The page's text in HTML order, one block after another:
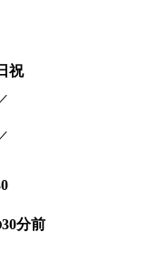
祝
分前